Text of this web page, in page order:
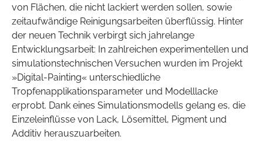
von Flächen, die nicht lackiert werden sollen, sowie
zeitaufwändige Reinigungsarbeiten überflüssig. Hinter
der neuen Technik verbirgt sich jahrelange
Entwicklungsarbeit: In zahlreichen experimentellen und
simulationstechnischen Versuchen wurden im Projekt
»Digital-Painting« unterschiedliche
Tropfenapplikationsparameter und Modelllacke
erprobt. Dank eines Simulationsmodells gelang es, die
Einzeleinflüsse von Lack, Lösemittel, Pigment und
Additiv herauszuarbeiten.